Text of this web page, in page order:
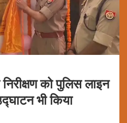
को पुलिस लाइन
भी किया